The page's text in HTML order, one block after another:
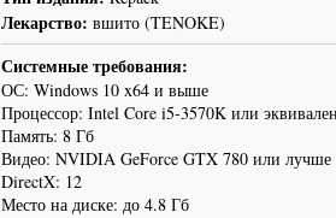
Лекарство: вшито (TENOKE)
Системные требования:
ОС: Windows 10 x64 и выше
Процессор: Intel Core i5-3570K или
Память: 8 Гб
Видео: NVIDIA GeForce GTX 780 или лучше
DirectX: 12
Место на диске: до 4.8 Гб